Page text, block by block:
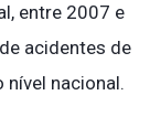
entre 2007 e
acidentes de
nacional.